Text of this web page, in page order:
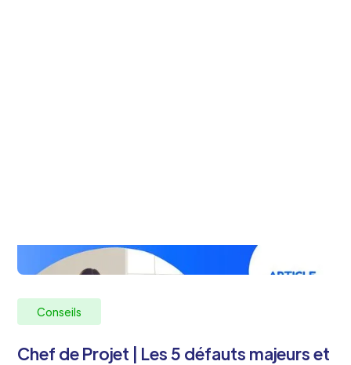
Conseils
Chef de Projet | Les 5 défauts majeurs et